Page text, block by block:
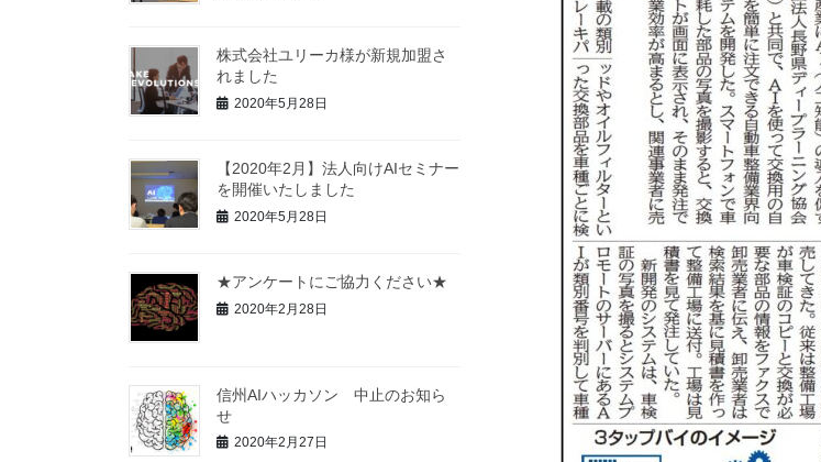
株式会社ユリーカ様が新規加盟さ
れました
2020年5月28日
【2020年2月】法人向けAIセミナー
を開催いたしました
2020年5月28日
★アンケートにご協力ください★
2020年2月28日
信州AIハッカソン 中止のお知ら
せ
2020年2月27日